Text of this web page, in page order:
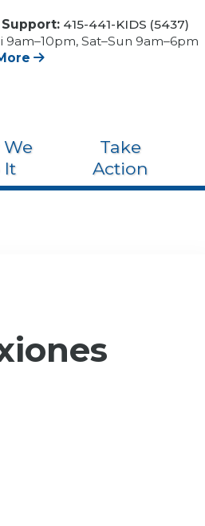
415-441-KIDS (5437)
9am–10pm, Sat–Sun 9am–6pm
It
Take
Action